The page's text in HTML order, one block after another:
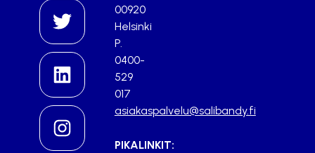
00920
Helsinki
P.
0400-
529
017
asiakaspalvelu@salibandy.fi
PIKALINKIT: